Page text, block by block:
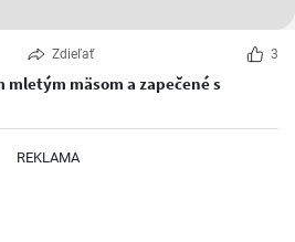
Zdieľať 3
mäsom a zapečené s
REKLAMA